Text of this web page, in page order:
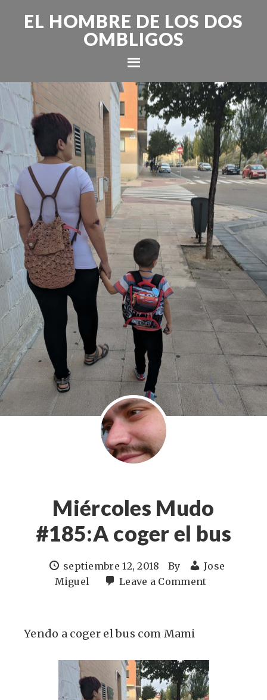
EL HOMBRE DE LOS DOS
OMBLIGOS
Miércoles Mudo
#185:A coger el bus
septiembre 12, 2018 By
Jose
Miguel
Leave a Comment
Yendo a coger el bus com Mami